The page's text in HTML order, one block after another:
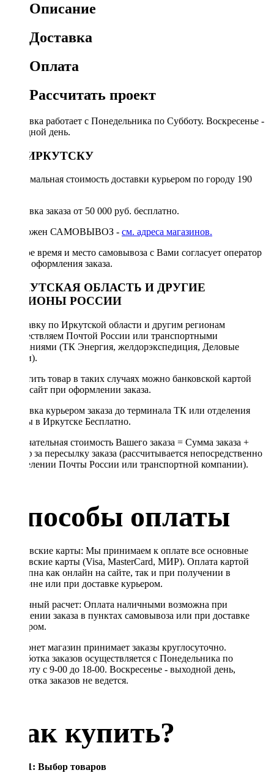
Описание
Доставка
Оплата
Рассчитать проект
Доставка работает с Понедельника по Субботу. Воскресенье -
выходной день.
ПО ИРКУТСКУ
Минимальная стоимость доставки курьером по городу 190
Доставка заказа от 50 000 руб. бесплатно.
Возможен САМОВЫВОЗ - см. адреса магазинов.
Точное время и место самовывоза с Вами согласует оператор
после оформления заказа.
ИРКУТСКАЯ ОБЛАСТЬ И ДРУГИЕ
РЕГИОНЫ РОССИИ
Отправку по Иркутской области и другим регионам
осуществляем Почтой России или транспортными
компаниями (ТК Энергия, желдорэкспедиция, Деловые
линии).
Оплатить товар в таких случаях можно банковской картой
через сайт при оформлении заказа.
Доставка курьером заказа до терминала ТК или отделения
Почты в Иркутске Бесплатно.
Окончательная стоимость Вашего заказа = Сумма заказа +
Тариф за пересылку заказа (рассчитывается непосредственно
в отделении Почты России или транспортной компании).
Способы оплаты
Банковские карты: Мы принимаем к оплате все основные
банковские карты (Visa, MasterCard, МИР). Оплата картой
доступна как онлайн на сайте, так и при получении в
магазине или при доставке курьером.
Наличный расчет: Оплата наличными возможна при
получении заказа в пунктах самовывоза или при доставке
курьером.
Интернет магазин принимает заказы круглосуточно.
Обработка заказов осуществляется с Понедельника по
Субботу с 9-00 до 18-00. Воскресенье - выходной день,
обработка заказов не ведется.
Как купить?
Шаг 1: Выбор товаров